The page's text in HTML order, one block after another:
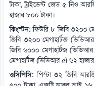
টাকা, ট্রাইডেন্ট জেড ৫ নিও
হাজার ৮০০ টাকা।
কিংস্টন:ফিউরি ৮ জিবি ৩২০০
জিবি ৩২০০ মেগাহার্টজ
জিবি ৬০০০ মেগাহার্টজ
মেগাহার্টজ (ডিডিআর ৫) ৬২
ওসিপিসি:পিস্টা ৩২ জিবি